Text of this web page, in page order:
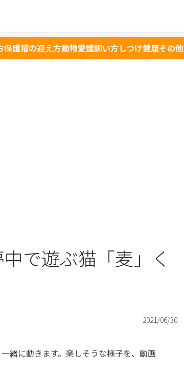
保護猫の迎え方動物愛護飼い方しつけ健康その他
で遊ぶ猫「麦」く
2021/06/30
緒に動きます。楽しそうな様子を、動画